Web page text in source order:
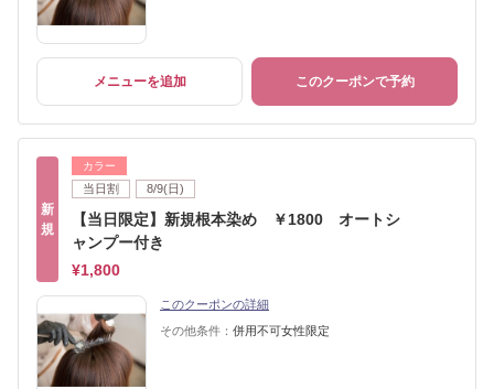
メニューを追加 このクーポンで予約
新
規
カラー
当日割 8/9(日)
【当日限定】新規根本染め ￥1800 オートシ
ャンプー付き
¥1,800
このクーポンの詳細
その他条件： 併用不可女性限定